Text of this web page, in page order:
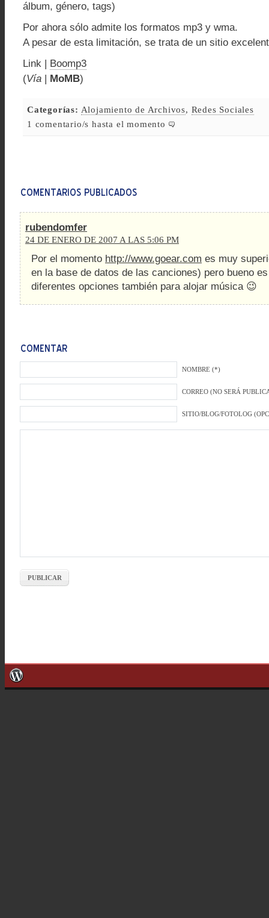
álbum, género, tags)
Por ahora sólo admite los formatos mp3 y wma.
A pesar de esta limitación, se trata de un sitio
Link | Boomp3
(Vía | MoMB)
Categorías: Alojamiento de Archivos, Redes Sociales
1 comentario/s hasta el momento
rubendomfer
24 DE ENERO DE 2007 A LAS 5:06 PM
Por el momento http://www.goear.com es muy
en la base de datos de las canciones) pero bueno
diferentes opciones también para alojar música 😉
NOMBRE (*)
CORREO (NO SERÁ
SITIO/BLOG/FOTOLOG